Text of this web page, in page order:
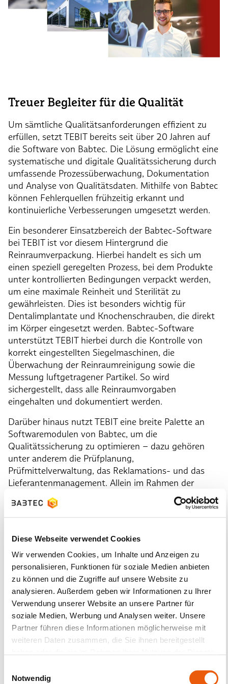
Diese Webseite verwendet Cookies
Wir verwenden Cookies, um Inhalte und Anzeigen zu
personalisieren, Funktionen für soziale Medien anbieten
zu können und die Zugriffe auf unsere Website zu
analysieren. Außerdem geben wir Informationen zu Ihrer
Verwendung unserer Website an unsere Partner für
soziale Medien, Werbung und Analysen weiter. Unsere
Partner führen diese Informationen möglicherweise mit
weiteren Daten zusammen, die Sie ihnen bereitgestellt
Notwendig
Treuer Begleiter für die Qualität
Um sämtliche Qualitätsanforderungen effizient zu
erfüllen, setzt TEBIT bereits seit über 20 Jahren auf
die Software von Babtec. Die Lösung ermöglicht eine
systematische und digitale Qualitätssicherung durch
umfassende Prozessüberwachung, Dokumentation
und Analyse von Qualitätsdaten. Mithilfe von Babtec
können Fehlerquellen frühzeitig erkannt und
kontinuierliche Verbesserungen umgesetzt werden.
Ein besonderer Einsatzbereich der Babtec-Software
bei TEBIT ist vor diesem Hintergrund die
Reinraumverpackung. Hierbei handelt es sich um
einen speziell geregelten Prozess, bei dem Produkte
unter kontrollierten Bedingungen verpackt werden,
um eine maximale Reinheit und Sterilität zu
gewährleisten. Dies ist besonders wichtig für
Dentalimplantate und Knochenschrauben, die direkt
im Körper eingesetzt werden. Babtec-Software
unterstützt TEBIT hierbei durch die Kontrolle von
korrekt eingestellten Siegelmaschinen, die
Überwachung der Reinraumreinigung sowie die
Messung luftgetragener Partikel. So wird
sichergestellt, dass alle Reinraumvorgaben
eingehalten und dokumentiert werden.
Darüber hinaus nutzt TEBIT eine breite Palette an
Softwaremodulen von Babtec, um die
Qualitätssicherung zu optimieren – dazu gehören
unter anderem die Prüfplanung,
Prüfmittelverwaltung, das Reklamations- und das
Lieferantenmanagement. Allein im Rahmen der
Lieferantenbewertung konnte das Unternehmen den
zeitlichen Aufwand immens zurückschrauben:
Während vor der Babtec-Nutzung meistens ein
Lieferantenbewertung in Kauf genommen werden
musste, dauert dieser Prozess mit der
Softwareunterstützung nur noch etwa eine Stunde,
was einer Zeitersparnis von über 75 Prozent
entspricht. Alle verwendeten Module ermöglichen
eine systematische Steuerung und Überwachung der
Qualität entlang der gesamten Wertschöpfungskette
und sorgen für eine effiziente Bearbeitung von
Qualitätsprozessen.
Vorausschauendes Handeln ist der